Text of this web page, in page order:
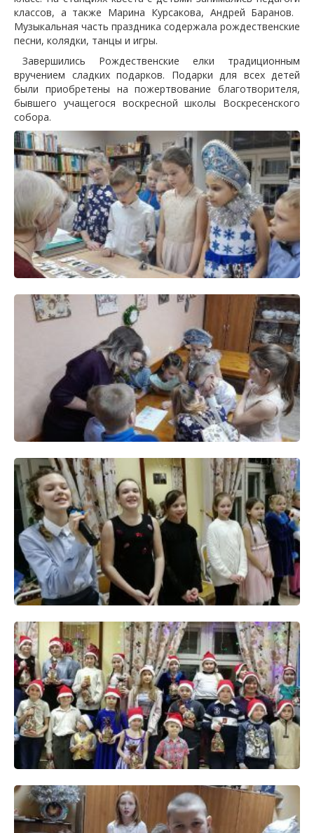
классов, а также Марина Курсакова, Андрей Баранов.
Музыкальная часть праздника содержала рождественские
песни, колядки, танцы и игры.
Завершились Рождественские елки традиционным
вручением сладких подарков. Подарки для всех детей
были приобретены на пожертвование благотворителя,
бывшего учащегося воскресной школы Воскресенского
собора.